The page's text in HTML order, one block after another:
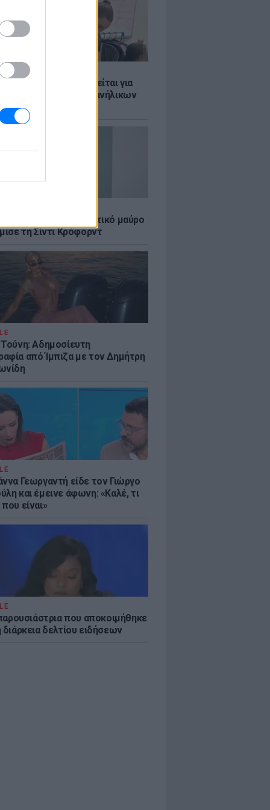
χορού κατηγορείται για
κακοποίηση δύο ανήλικων
της
Με αποκαλυπτικό μαύρο
τη Σίντι Κρόφορντ
Αδημοσίευτη
από Ίμπιζα με τον Δημήτρη
Γεωργαντή είδε τον Γιώργο
και έμεινε άφωνη: «Καλέ, τι
είναι»
που αποκοιμήθηκε
διάρκεια δελτίου ειδήσεων